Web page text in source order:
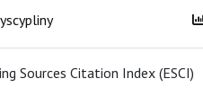
Sources Citation Index (ESCI)